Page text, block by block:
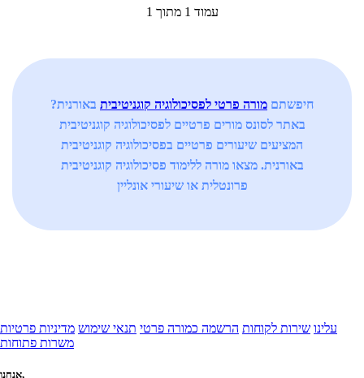
עמוד 1 מתוך 1
חיפשתם מורה פרטי לפסיכולוגיה קוגניטיבית באורנית?
באתר לסונס מורים פרטיים לפסיכולוגיה קוגניטיבית
המציעים שיעורים פרטיים בפסיכולוגיה קוגניטיבית
באורנית. מצאו מורה ללימוד פסיכולוגיה קוגניטיבית
פרונטלית או שיעורי אונליין
עלינו שירות לקוחות הרשמה כמורה פרטי תנאי שימוש מדיניות פרטיות
משרות פתוחות
אנחנו,